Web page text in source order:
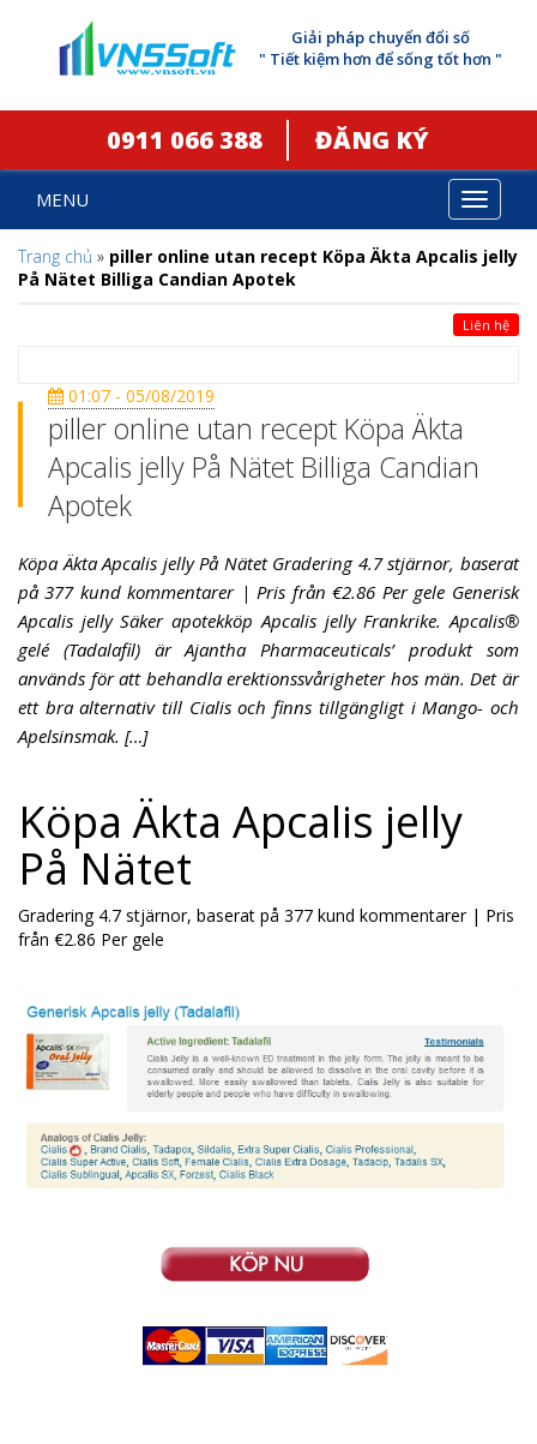
Giải pháp chuyển đổi số
" Tiết kiệm hơn để sống tốt hơn "
0911 066 388 ĐĂNG KÝ
Toggle
MENU
Trang chủ » piller online utan recept Köpa Äkta Apcalis jelly
På Nätet Billiga Candian Apotek
Liên hệ
01:07 - 05/08/2019
piller online utan recept Köpa Äkta
Apcalis jelly På Nätet Billiga Candian
Apotek
Köpa Äkta Apcalis jelly På Nätet Gradering 4.7 stjärnor, baserat
på 377 kund kommentarer | Pris från €2.86 Per gele Generisk
Apcalis jelly Säker apotekköp Apcalis jelly Frankrike. Apcalis®
gelé (Tadalafil) är Ajantha Pharmaceuticals’ produkt som
används för att behandla erektionssvårigheter hos män. Det är
ett bra alternativ till Cialis och finns tillgängligt i Mango- och
Apelsinsmak. […]
Köpa Äkta Apcalis jelly
På Nätet
Gradering 4.7 stjärnor, baserat på 377 kund kommentarer| Pris
från €2.86 Per gele